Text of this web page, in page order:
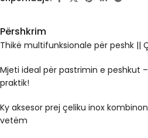
Përshkrim
Thikë multifunksionale për peshk ||
Mjeti ideal për pastrimin e peshkut
praktik!
Ky aksesor prej çeliku inox
vetëm